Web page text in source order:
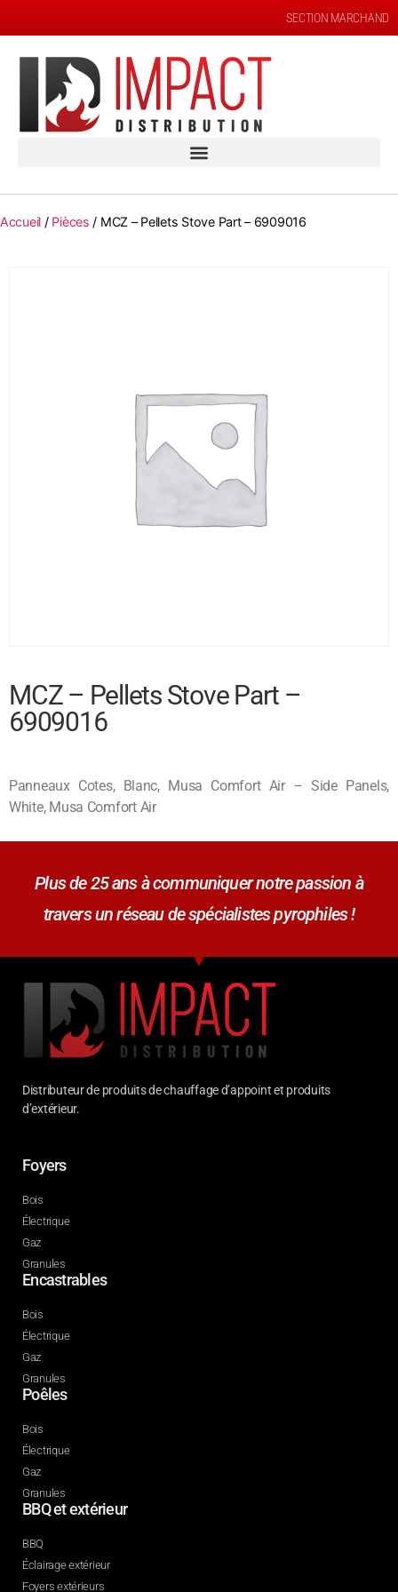
SECTION MARCHAND
Accueil / Pièces / MCZ – Pellets Stove Part – 6909016
MCZ – Pellets Stove Part –
6909016
Panneaux Cotes, Blanc, Musa Comfort Air – Side Panels,
White, Musa Comfort Air
Plus de 25 ans à communiquer notre passion à
travers un réseau de spécialistes pyrophiles !
Distributeur de produits de chauffage d’appoint et produits
d’extérieur.
Foyers
Bois
Électrique
Gaz
Granules
Encastrables
Bois
Électrique
Gaz
Granules
Poêles
Bois
Électrique
Gaz
Granules
BBQ et extérieur
BBQ
Éclairage extérieur
Foyers extérieurs